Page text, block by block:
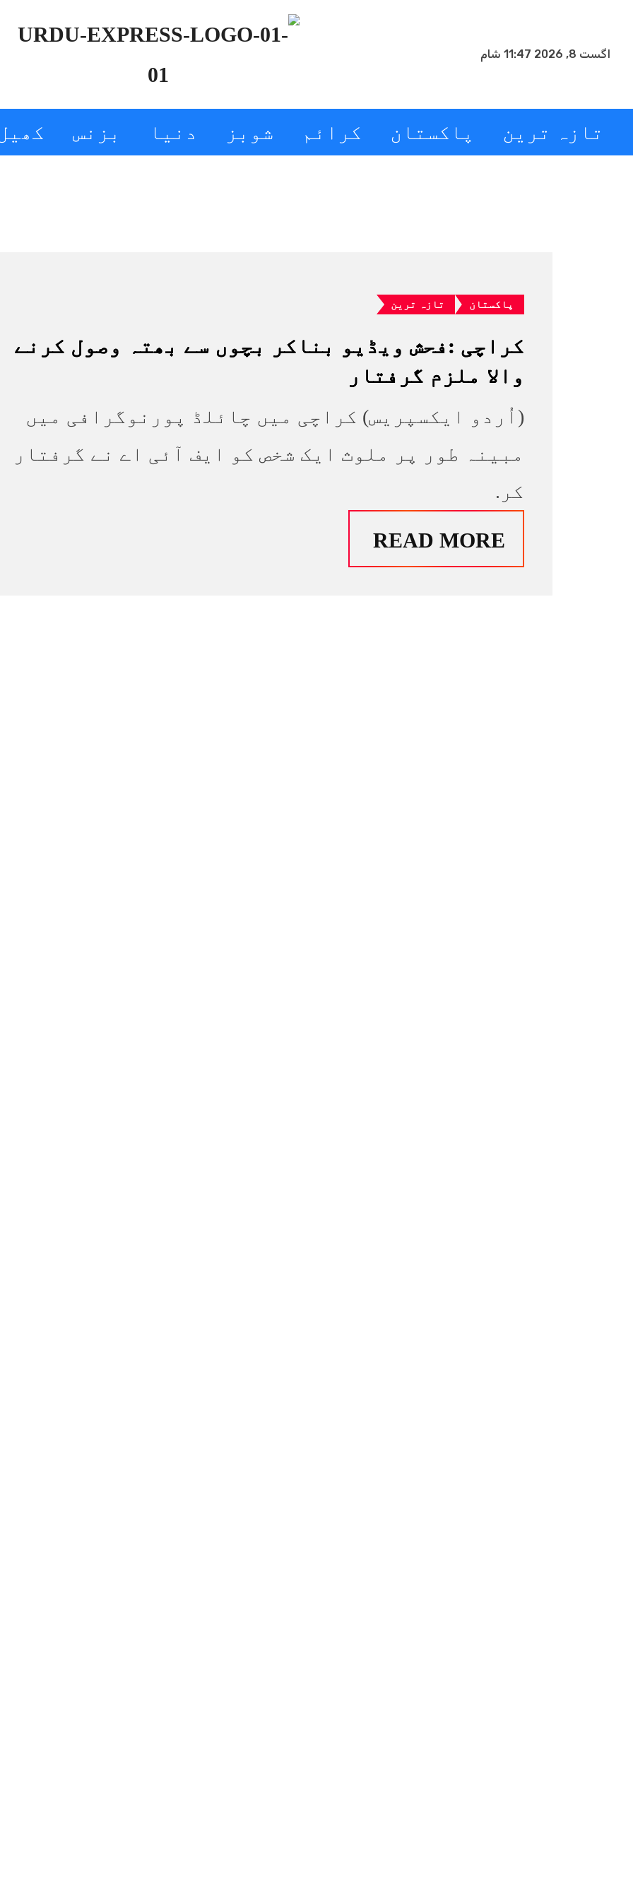
اگست 8, 2026 11:47 شام
تازہ ترین پاکستان کرائم شوبز دنیا بزنس
پاکستان تازہ ترین
کراچی :فحش ویڈیو بناکر بچوں سے بھتہ وصول کرنے
والا ملزم گرفتار
(اُردو ایکسپریس) کراچی میں چائلڈ پورنوگرافی میں
مبینہ طور پر ملوث ایک شخص کو ایف آئی اے نے گرفتار
کر.
READ MORE